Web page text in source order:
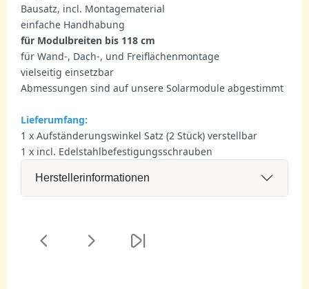
Bausatz, incl. Montagematerial
einfache Handhabung
für Modulbreiten bis 118 cm
für Wand-, Dach-, und Freiflächenmontage
vielseitig einsetzbar
Abmessungen sind auf unsere Solarmodule abgestimmt
Lieferumfang:
1 x Aufständerungswinkel Satz (2 Stück) verstellbar
1 x incl. Edelstahlbefestigungsschrauben
Herstellerinformationen